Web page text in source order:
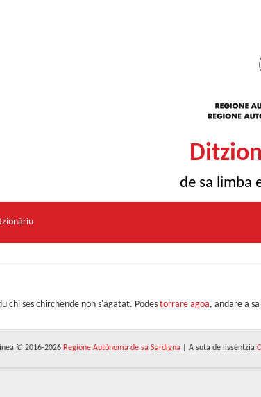
de sa limba
chi ses chirchende non s'agatat. Podes torrare agoa, andare a sa
© 2016-2026 Regione Autònoma de sa Sardigna | A suta de lissèntzia